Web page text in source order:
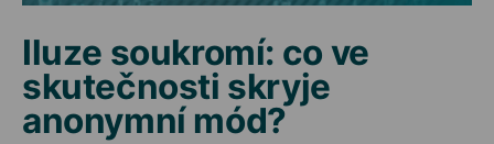
Iluze soukromí: co ve
skutečnosti skryje
anonymní mód?